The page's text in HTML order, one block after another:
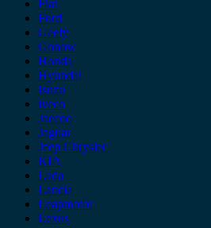
Fiat
Ford
Geely
Gonow
Honda
Hyundai
Isuzu
iveco
Jaecoo
Jaguar
Jeep Chrysler
KIA
Lada
Lancia
Leapmotor
Lexus